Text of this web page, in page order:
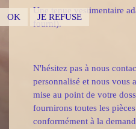
Une tenue vestimentaire
N'hésitez pas à nous
personnalisé et nous vous
mise au point de votre
fournirons toutes les pièces
conformément à la
OK JE REFUSE